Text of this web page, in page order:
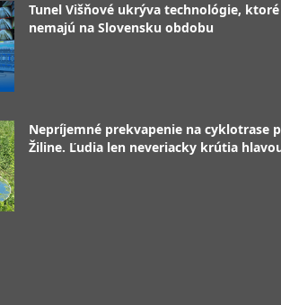
Tunel Višňové ukrýva technológie, ktoré
nemajú na Slovensku obdobu
Nepríjemné prekvapenie na cyklotrase
Žiline. Ľudia len neveriacky krútia